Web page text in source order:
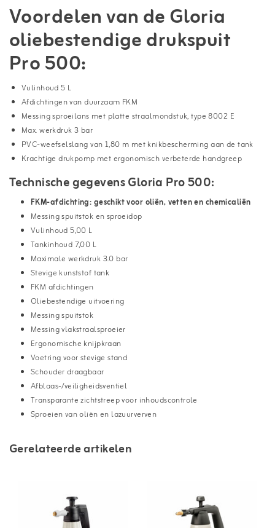
Voordelen van de Gloria
oliebestendige drukspuit
Pro 500:
Vulinhoud 5 L
Afdichtingen van duurzaam FKM
Messing sproeilans met platte straalmondstuk, type 8002 E
Max. werkdruk 3 bar
PVC-weefselslang van 1,80 m met knikbescherming aan de tank
Krachtige drukpomp met ergonomisch verbeterde handgreep
Technische gegevens Gloria Pro 500:
FKM-afdichting: geschikt voor oliën, vetten en chemicaliën
Messing spuitstok en sproeidop
Vulinhoud 5,00 L
Tankinhoud 7,00 L
Maximale werkdruk 3.0 bar
Stevige kunststof tank
FKM afdichtingen
Oliebestendige uitvoering
Messing spuitstok
Messing vlakstraalsproeier
Ergonomische knijpkraan
Voetring voor stevige stand
Schouder draagbaar
Afblaas-/veiligheidsventiel
Transparante zichtstreep voor inhoudscontrole
Sproeien van oliën en lazuurverven
Gerelateerde artikelen